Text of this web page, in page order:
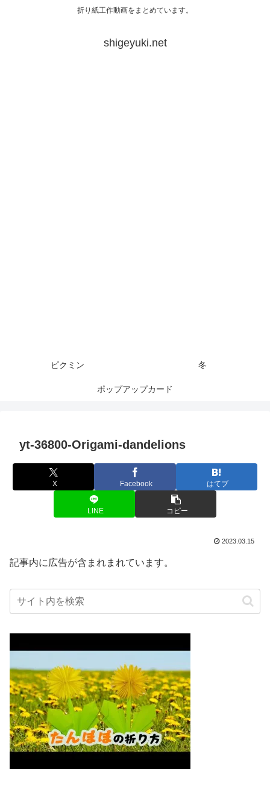
折り紙工作動画をまとめています。
shigeyuki.net
ピクミン 冬
ポップアップカード
yt-36800-Origami-dandelions
X Facebook はてブ
LINE コピー
2023.03.15
記事内に広告が含まれまれています。